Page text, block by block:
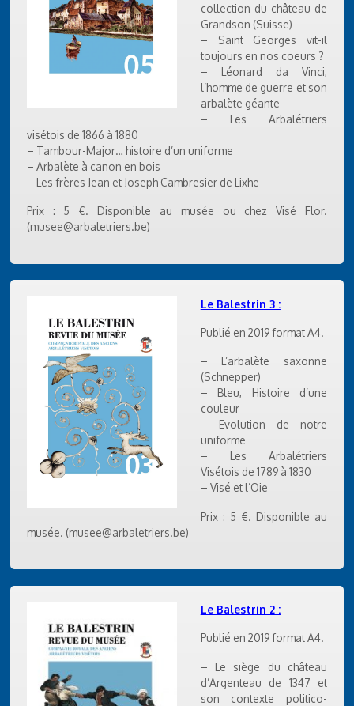
collection du château de
Grandson (Suisse)
– Saint Georges vit-il
toujours en nos coeurs ?
– Léonard da Vinci,
l’homme de guerre et son
arbalète géante
– Les Arbalétriers
visétois de 1866 à 1880
– Tambour-Major… histoire d’un uniforme
– Arbalète à canon en bois
– Les frères Jean et Joseph Cambresier de Lixhe
Prix : 5 €. Disponible au musée ou chez Visé Flor.
(musee@arbaletriers.be)
Le Balestrin 3 :
Publié en 2019 format A4.
– L’arbalète saxonne
(Schnepper)
– Bleu, Histoire d’une
couleur
– Evolution de notre
uniforme
– Les Arbalétriers
Visétois de 1789 à 1830
– Visé et l’Oie
Prix : 5 €. Disponible au
musée. (musee@arbaletriers.be)
Le Balestrin 2 :
Publié en 2019 format A4.
– Le siège du château
d’Argenteau de 1347 et
son contexte politico-